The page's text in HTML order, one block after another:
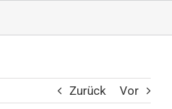
Zurück Vor